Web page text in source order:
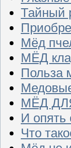
Тайный
Мёд
МЁД
Польза
МЁД
И опять
Что